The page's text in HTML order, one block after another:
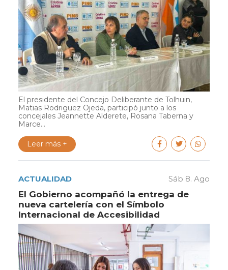
El presidente del Concejo Deliberante de Tolhuin,
Matias Rodriguez Ojeda, participó junto a los
concejales Jeannette Alderete, Rosana Taberna y
Marce...
Leer más +
ACTUALIDAD Sáb 8. Ago
El Gobierno acompañó la entrega de
nueva cartelería con el Símbolo
Internacional de Accesibilidad